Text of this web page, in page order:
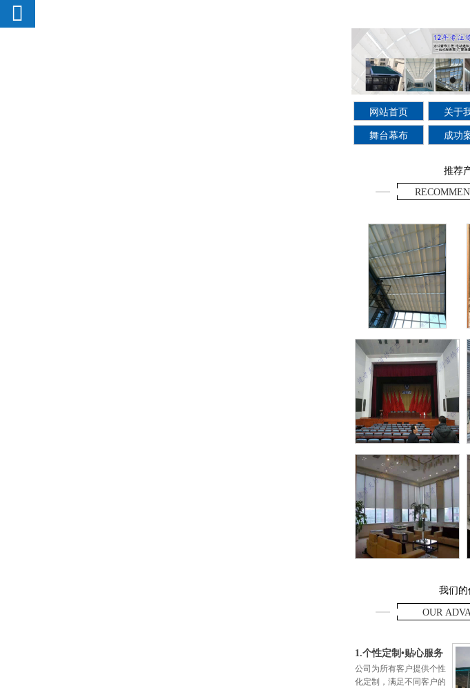
网站首页 关于
舞台幕布 成功
推荐
我们的
OUR
1.个性定制•贴心服务
公司为所有客户提供个性
化定制，满足不同客户的